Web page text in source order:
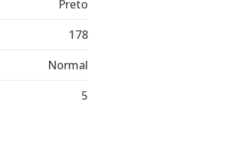
Preto
178
Normal
5